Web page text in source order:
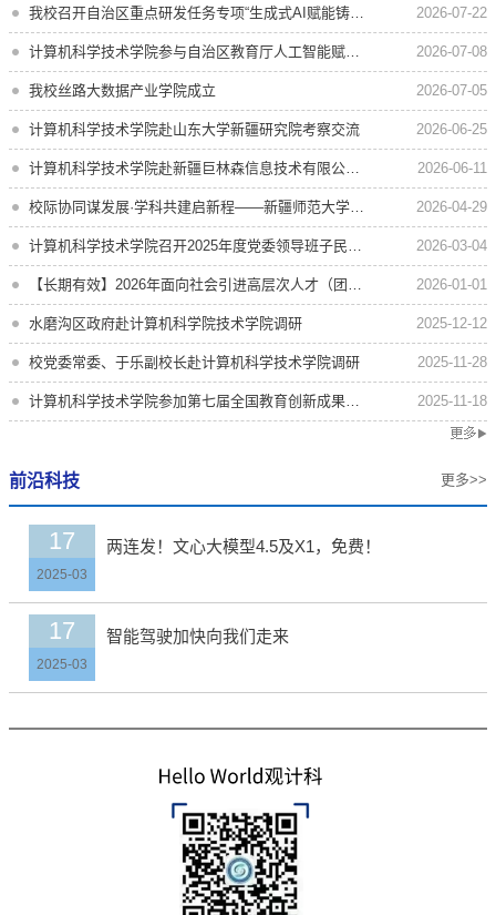
2026-07-22
2026-07-08
我校丝路大数据产业学院成立 2026-07-05
计算机科学技术学院赴山东大学新疆研究院考察交流 2026-06-25
2026-06-11
2026-04-29
2026-03-04
2026-01-01
水磨沟区政府赴计算机科学院技术学院调研 2025-12-12
校党委常委、于乐副校长赴计算机科学技术学院调研 2025-11-28
2025-11-18
前沿科技 更多>>
17
2025-03
两连发！文心大模型4.5及X1，免费！
17
2025-03
智能驾驶加快向我们走来